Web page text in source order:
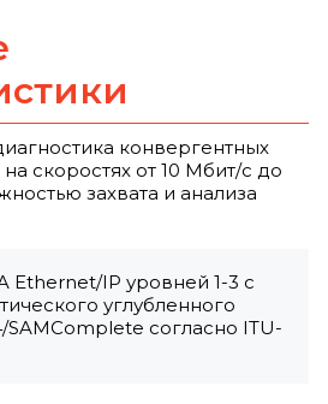
конвергентных
скоростях от 10 Мбит/с до
захвата и анализа
Ethernet/IP уровней 1-3 с
углубленного
SAMComplete согласно ITU-